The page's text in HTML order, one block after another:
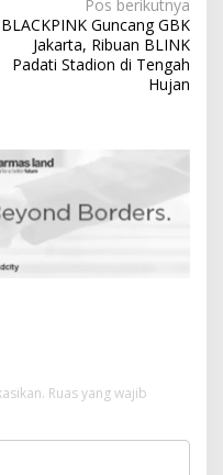
Pos berikutnya
BLACKPINK Guncang GBK
Jakarta, Ribuan BLINK
Padati Stadion di Tengah
Hujan
Ruas yang wajib